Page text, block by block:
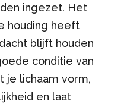
ingezet. Het
houding heeft
blijft houden
conditie van
lichaam vorm,
en laat